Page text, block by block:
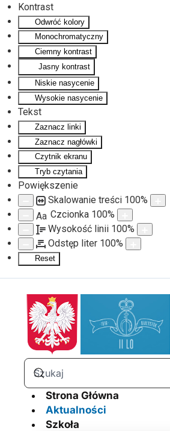
Kontrast
Odwróć kolory
Monochromatyczny
Ciemny kontrast
Jasny kontrast
Niskie nasycenie
Wysokie nasycenie
Tekst
Zaznacz linki
Zaznacz nagłówki
Czytnik ekranu
Tryb czytania
Powiększenie
Skalowanie treści 100%
Aa Czcionka 100%
Wysokość linii 100%
Odstęp liter 100%
Reset
Strona Główna
Aktualności
Szkoła